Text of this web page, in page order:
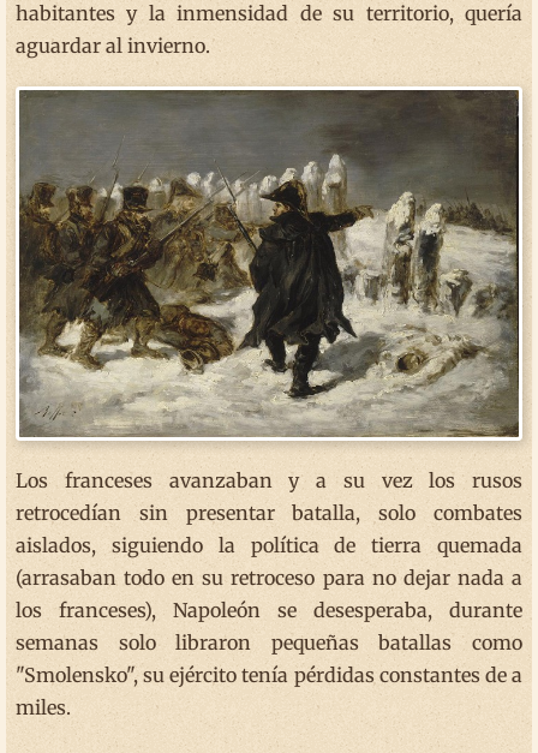
habitantes y la inmensidad de su territorio, quería
aguardar al invierno.
Los franceses avanzaban y a su vez los rusos
retrocedían sin presentar batalla, solo combates
aislados, siguiendo la política de tierra quemada
(arrasaban todo en su retroceso para no dejar nada a
los franceses), Napoleón se desesperaba, durante
semanas solo libraron pequeñas batallas como
"Smolensko", su ejército tenía pérdidas constantes de a
miles.